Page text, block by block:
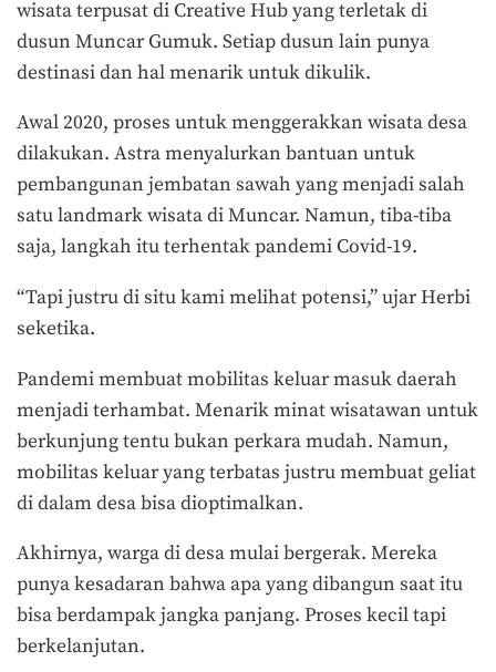
wisata terpusat di Creative Hub yang terletak di
dusun Muncar Gumuk. Setiap dusun lain punya
destinasi dan hal menarik untuk dikulik.
Awal 2020, proses untuk menggerakkan wisata desa
dilakukan. Astra menyalurkan bantuan untuk
pembangunan jembatan sawah yang menjadi salah
satu landmark wisata di Muncar. Namun, tiba-tiba
saja, langkah itu terhentak pandemi Covid-19.
“Tapi justru di situ kami melihat potensi,” ujar Herbi
seketika.
Pandemi membuat mobilitas keluar masuk daerah
menjadi terhambat. Menarik minat wisatawan untuk
berkunjung tentu bukan perkara mudah. Namun,
mobilitas keluar yang terbatas justru membuat geliat
di dalam desa bisa dioptimalkan.
Akhirnya, warga di desa mulai bergerak. Mereka
punya kesadaran bahwa apa yang dibangun saat itu
bisa berdampak jangka panjang. Proses kecil tapi
berkelanjutan.